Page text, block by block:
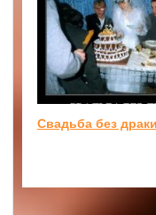
Свадьба без